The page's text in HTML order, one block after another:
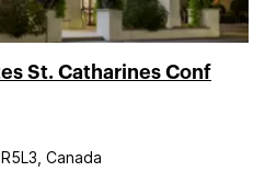
St. Catharines Conf
Canada